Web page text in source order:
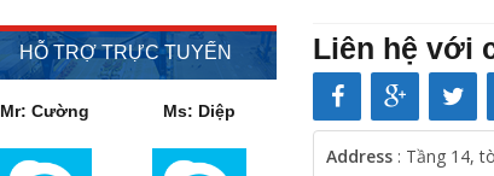
HỖ TRỢ TRỰC TUYẾN
Mr: Cường Ms: Diệp
Liên hệ với
Address : Tầng 14,